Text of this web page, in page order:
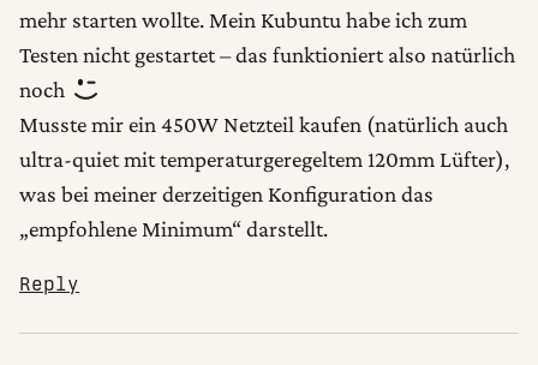
mehr starten wollte. Mein Kubuntu habe ich zum
Testen nicht gestartet – das funktioniert also natürlich
noch
Musste mir ein 450W Netzteil kaufen (natürlich auch
ultra-quiet mit temperaturgeregeltem 120mm Lüfter),
was bei meiner derzeitigen Konfiguration das
„empfohlene Minimum“ darstellt.
Reply